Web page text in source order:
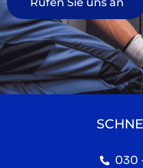
030